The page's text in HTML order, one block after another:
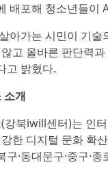
배포해 청소년들
아가는 시민이 기
고 올바른 판단력
고 밝혔다.
소개
북iwill센터)는 인
한 디지털 문화
·동대문구·중구·